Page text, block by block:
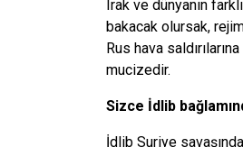
Irak ve dünyanın
bakacak olursak,
Rus hava
mucizedir.
Sizce İdlib
İdlib Suriye